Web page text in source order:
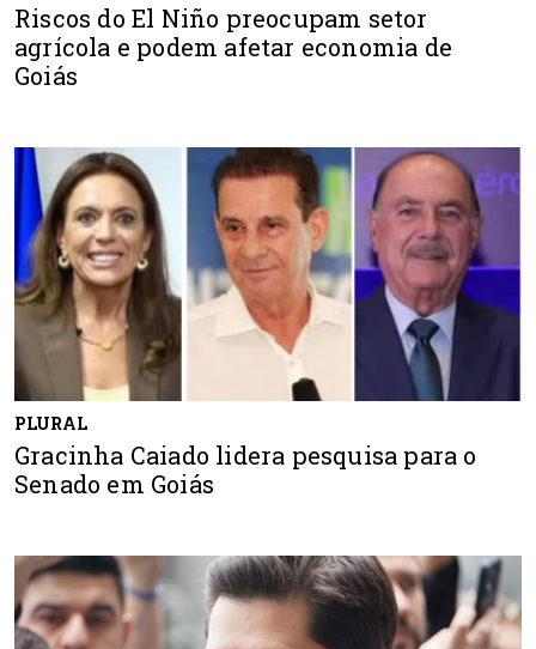
Riscos do El Niño preocupam setor
agrícola e podem afetar economia de
Goiás
PLURAL
Gracinha Caiado lidera pesquisa para o
Senado em Goiás